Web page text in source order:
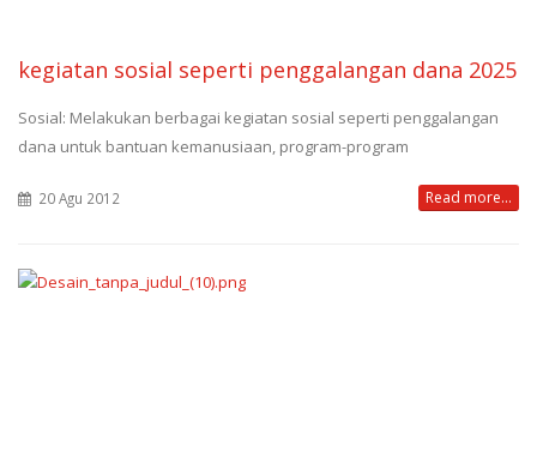
kegiatan sosial seperti penggalangan dana 2025
Sosial: Melakukan berbagai kegiatan sosial seperti penggalangan
dana untuk bantuan kemanusiaan, program-program
20 Agu 2012 Read more...